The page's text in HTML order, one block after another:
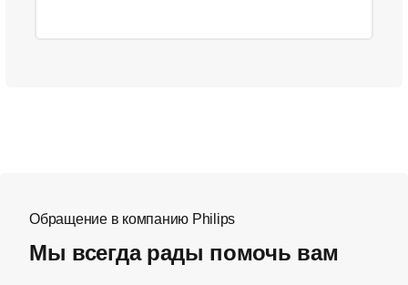
Обращение в компанию Philips
Мы всегда рады помочь вам